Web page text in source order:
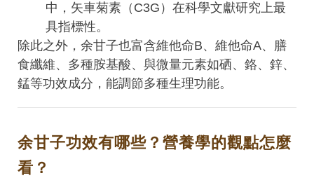
中，矢車菊素（C3G）在科學文獻研究上最
具指標性。
除此之外，余甘子也富含維他命B、維他命A、膳
食纖維、多種胺基酸、與微量元素如硒、鉻、鋅、
錳等功效成分，能調節多種生理功能。
余甘子功效有哪些？營養學的觀點怎麼
看？